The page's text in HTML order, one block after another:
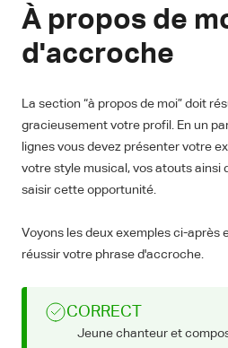
À propos de
d'accroche
La section “à propos de moi” doit
gracieusement votre profil. En un
lignes vous devez présenter votre
votre style musical, vos atouts ainsi
saisir cette opportunité.
Voyons les deux exemples ci-après
réussir votre phrase d'accroche.
CORRECT
Jeune chanteur et